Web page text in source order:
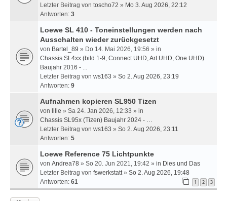
Letzter Beitrag von toscho72 » Mo 3. Aug 2026, 22:12
Antworten: 3
Loewe SL 410 - Toneinstellungen werden nach
Ausschalten wieder zurückgesetzt
von Bartel_89 » Do 14. Mai 2026, 19:56 » in
Chassis SL4xx (bild 1-9, Connect UHD, Art UHD, One UHD)
Baujahr 2016 - ...
Letzter Beitrag von ws163 » So 2. Aug 2026, 23:19
Antworten: 9
Aufnahmen kopieren SL950 Tizen
von lilie » Sa 24. Jan 2026, 12:33 » in
Chassis SL95x (Tizen) Baujahr 2024 - …
Letzter Beitrag von ws163 » So 2. Aug 2026, 23:11
Antworten: 5
Loewe Reference 75 Lichtpunkte
von Andrea78 » So 20. Jun 2021, 19:42 » in Dies und Das
Letzter Beitrag von fswerkstatt» So 2. Aug 2026, 19:48
Antworten: 61 1 2 3